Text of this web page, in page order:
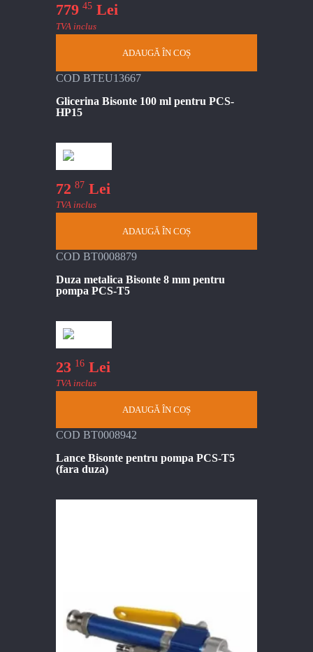
779 45 Lei
TVA inclus
ADAUGĂ ÎN COȘ
COD BTEU13667
Glicerina Bisonte 100 ml pentru PCS-
HP15
72 87 Lei
TVA inclus
ADAUGĂ ÎN COȘ
COD BT0008879
Duza metalica Bisonte 8 mm pentru
pompa PCS-T5
23 16 Lei
TVA inclus
ADAUGĂ ÎN COȘ
COD BT0008942
Lance Bisonte pentru pompa PCS-T5
(fara duza)